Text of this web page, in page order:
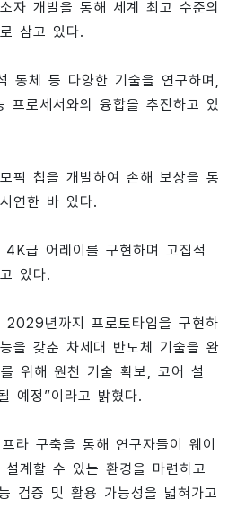
자 개발을 통해 세계 최고 수준의
삼고 있다.
동체 등 다양한 기술을 연구하며,
로세서와의 융합을 추진하고 있
픽 칩을 개발하여 손해 보상을 통
연한 바 있다.
급 어레이를 구현하며 고집적
있다.
2029년까지 프로토타입을 구현하
을 갖춘 차세대 반도체 기술을 완
위해 원천 기술 확보, 코어 설
예정”이라고 밝혔다.
라 구축을 통해 연구자들이 웨이
계할 수 있는 환경을 마련하고
검증 및 활용 가능성을 넓혀가고